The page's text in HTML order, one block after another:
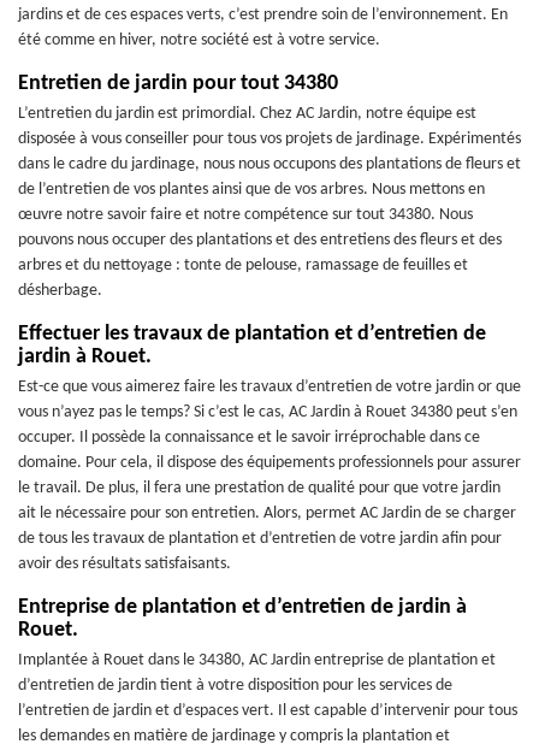
jardins et de ces espaces verts, c’est prendre soin de l’environnement. En
été comme en hiver, notre société est à votre service.
Entretien de jardin pour tout 34380
L’entretien du jardin est primordial. Chez AC Jardin, notre équipe est
disposée à vous conseiller pour tous vos projets de jardinage. Expérimentés
dans le cadre du jardinage, nous nous occupons des plantations de fleurs et
de l’entretien de vos plantes ainsi que de vos arbres. Nous mettons en
œuvre notre savoir faire et notre compétence sur tout 34380. Nous
pouvons nous occuper des plantations et des entretiens des fleurs et des
arbres et du nettoyage : tonte de pelouse, ramassage de feuilles et
désherbage.
Effectuer les travaux de plantation et d’entretien de
jardin à Rouet.
Est-ce que vous aimerez faire les travaux d’entretien de votre jardin or que
vous n’ayez pas le temps? Si c’est le cas, AC Jardin à Rouet 34380 peut s’en
occuper. Il possède la connaissance et le savoir irréprochable dans ce
domaine. Pour cela, il dispose des équipements professionnels pour assurer
le travail. De plus, il fera une prestation de qualité pour que votre jardin
ait le nécessaire pour son entretien. Alors, permet AC Jardin de se charger
de tous les travaux de plantation et d’entretien de votre jardin afin pour
avoir des résultats satisfaisants.
Entreprise de plantation et d’entretien de jardin à
Rouet.
Implantée à Rouet dans le 34380, AC Jardin entreprise de plantation et
d’entretien de jardin tient à votre disposition pour les services de
l’entretien de jardin et d’espaces vert. Il est capable d’intervenir pour tous
les demandes en matière de jardinage y compris la plantation et